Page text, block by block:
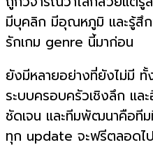
มีบุคลิก มีอุณหภูมิ และรู้สึก
รักเกม genre นี้มาก่อน
ยังมีหลายอย่างที่ยังไม่มี ทั้
ระบบครอบครัวเชิงลึก แ
ชัดเจน และทีมพัฒนาคือ
ทุก update จะฟรีตลอดไป